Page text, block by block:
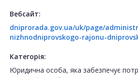
Вебсайт:
dniprorada.gov.ua/uk/page/
nizhnodniprovskogo-rajonu-
Категорія:
Юридична особа, яка забезпечує